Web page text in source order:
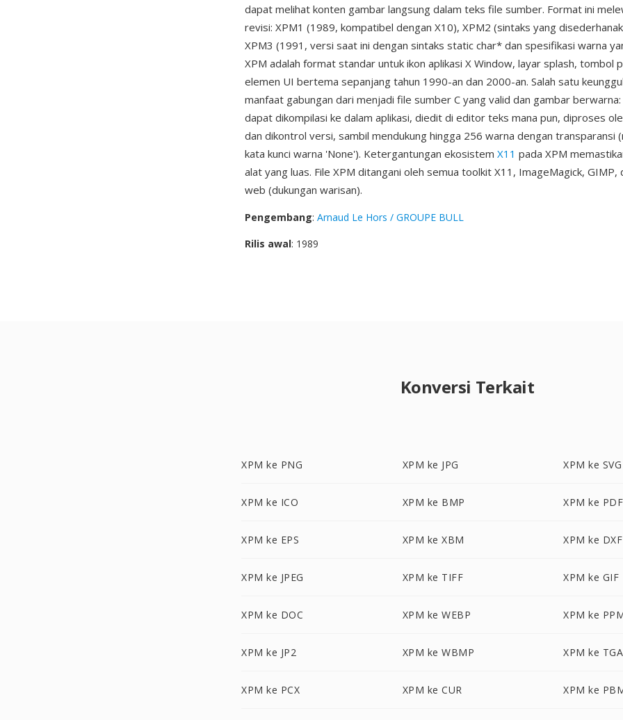
dapat melihat konten gambar langsung dalam teks file sumber. Format ini
revisi: XPM1 (1989, kompatibel dengan X10), XPM2 (sintaks yang
XPM3 (1991, versi saat ini dengan sintaks static char* dan spesifikasi warna
XPM adalah format standar untuk ikon aplikasi X Window, layar splash, tombol
elemen UI bertema sepanjang tahun 1990-an dan 2000-an. Salah satu
manfaat gabungan dari menjadi file sumber C yang valid dan gambar
dapat dikompilasi ke dalam aplikasi, diedit di editor teks mana pun, diproses
dan dikontrol versi, sambil mendukung hingga 256 warna dengan transparansi
kata kunci warna 'None'). Ketergantungan ekosistem X11 pada XPM
alat yang luas. File XPM ditangani oleh semua toolkit X11, ImageMagick,
web (dukungan warisan).
Pengembang: Arnaud Le Hors / GROUPE BULL
Rilis awal: 1989
Konversi Terkait
XPM ke PNG XPM ke JPG XPM ke SVG
XPM ke ICO XPM ke BMP XPM ke PDF
XPM ke EPS XPM ke XBM XPM ke DXF
XPM ke JPEG XPM ke TIFF XPM ke GIF
XPM ke DOC XPM ke WEBP XPM ke
XPM ke JP2 XPM ke WBMP XPM ke TGA
XPM ke PCX XPM ke CUR XPM ke